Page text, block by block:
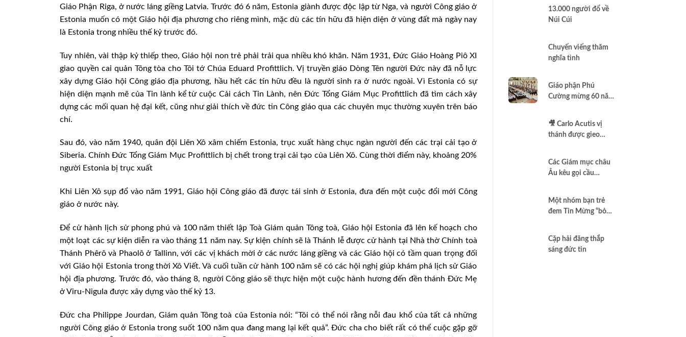
Giáo Phận Riga, ở nước láng giềng Latvia. Trước đó 6 năm, Estonia giành được độc lập từ Nga, và người Công giáo ở
Estonia muốn có một Giáo hội địa phương cho riêng mình, mặc dù các tín hữu đã hiện diện ở vùng đất mà ngày nay
là Estonia trong nhiều thế kỷ trước đó.
Tuy nhiên, vài thập kỷ thiếp theo, Giáo hội non trẻ phải trải qua nhiều khó khăn. Năm 1931, Đức Giáo Hoàng Piô XI
giao quyền cai quản Tông tòa cho Tôi tớ Chúa Eduard Profittlich. Vị truyền giáo Dòng Tên người Đức này đã nỗ lực
xây dựng Giáo hội Công giáo địa phương, hầu hết các tín hữu đều là người sinh ra ở nước ngoài. Vì Estonia có sự
hiện diện mạnh mẽ của Tin lành kể từ cuộc Cải cách Tin Lành, nên Đức Tổng Giám Mục Profittlich đã tìm cách xây
dựng các mối quan hệ đại kết, cũng như giải thích về đức tin Công giáo qua các chuyên mục thường xuyên trên báo
chí.
Sau đó, vào năm 1940, quân đội Liên Xô xâm chiếm Estonia, trục xuất hàng chục ngàn người đến các trại cải tạo ở
Siberia. Chính Đức Tổng Giám Mục Profittlich bị chết trong trại cải tạo của Liên Xô. Cùng thời điểm này, khoảng 20%
người Estonia bị trục xuất
Khi Liên Xô sụp đổ vào năm 1991, Giáo hội Công giáo đã được tái sinh ở Estonia, đưa đến một cuộc đổi mới Công
giáo ở nước này.
Để cử hành lịch sử phong phú và 100 năm thiết lập Toà Giám quản Tông toà, Giáo hội Estonia đã lên kế hoạch cho
một loạt các sự kiện diễn ra vào tháng 11 năm nay. Sự kiện chính sẽ là Thánh lễ được cử hành tại Nhà thờ Chính toà
Thánh Phêrô và Phaolô ở Tallinn, với các vị khách mời ở các nước láng giềng và các Giáo hội có tầm quan trọng đối
với Giáo hội Estonia trong thời Xô Viết. Và cuối tuần cử hành 100 năm sẽ có các hội nghị giúp khám phá lịch sử Giáo
hội địa phương. Trước đó, vào tháng 8, người Công giáo sẽ thực hiện một cuộc hành hương đến đền thánh Đức Mẹ
ở Viru-Nigula được xây dựng vào thế kỷ 13.
Đức cha Philippe Jourdan, Giám quản Tông toà của Estonia nói: “Tôi có thể nói rằng nỗi đau khổ của tất cả những
người Công giáo ở Estonia trong suốt 100 năm qua đang mang lại kết quả”. Đức cha cho biết rất có thể cuộc gặp gỡ
13.000 người đổ về
Núi Cúi
Chuyến viếng thăm
nghĩa tình
Giáo phận Phú
Cường mừng 60 năm
🎥 Carlo Acutis vị
thánh được gieo
2025 | #15
Các Giám mục châu
Âu kêu gọi cầu
Một nhóm bạn trẻ
đem Tin Mừng “bỏ
Cặp hải đăng thắp
sáng đức tin